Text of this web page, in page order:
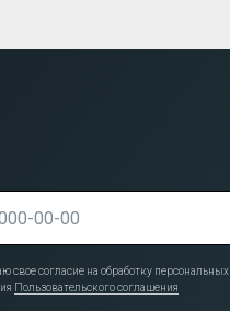
свое согласие на обработку персональных
Пользовательского соглашения